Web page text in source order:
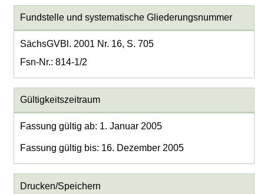
Fundstelle und systematische Gliederungsnummer
SächsGVBl. 2001 Nr. 16, S. 705
Fsn-Nr.: 814-1/2
Gültigkeitszeitraum
Fassung gültig ab: 1. Januar 2005
Fassung gültig bis: 16. Dezember 2005
Drucken/Speichern